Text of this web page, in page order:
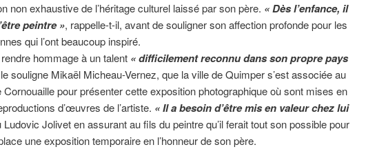
non exhaustive de l’héritage culturel laissé par son père. « Dès l’enfance, il
peintre », rappelle-t-il, avant de souligner son affection profonde pour les
qui l’ont beaucoup inspiré.
hommage à un talent « difficilement reconnu dans son propre pays
souligne Mikaël Micheau-Vernez, que la ville de Quimper s’est associée au
Cornouaille pour présenter cette exposition photographique où sont mises en
d’œuvres de l’artiste. « Il a besoin d’être mis en valeur chez lui
Ludovic Jolivet en assurant au fils du peintre qu’il ferait tout son possible pour
une exposition temporaire en l’honneur de son père.